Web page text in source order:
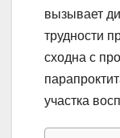
вызывает
трудности
сходна с
участка